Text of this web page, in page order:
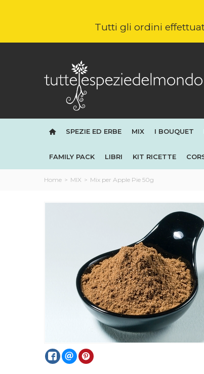
Tutti gli ordini
SPEZIE ED ERBE MIX I BOUQUET
FAMILY PACK LIBRI KIT RICETTE
Home > MIX > Mix per Apple Pie 50g